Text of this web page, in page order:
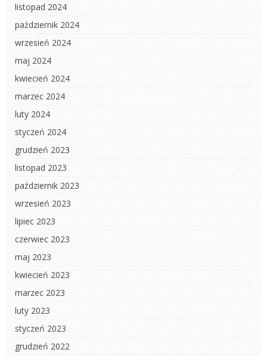
listopad 2024
październik 2024
wrzesień 2024
maj 2024
kwiecień 2024
marzec 2024
luty 2024
styczeń 2024
grudzień 2023
listopad 2023
październik 2023
wrzesień 2023
lipiec 2023
czerwiec 2023
maj 2023
kwiecień 2023
marzec 2023
luty 2023
styczeń 2023
grudzień 2022